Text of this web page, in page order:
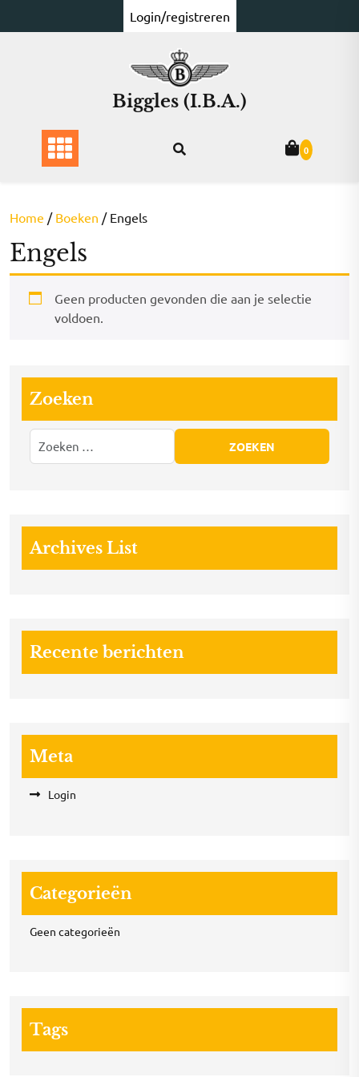
naar
Login/registreren
Biggles (I.B.A.)
0
Home / Boeken / Engels
Engels
Geen producten gevonden die aan je selectie
voldoen.
Zoeken
Archives List
Recente berichten
Meta
Login
Categorieën
Geen categorieën
Tags